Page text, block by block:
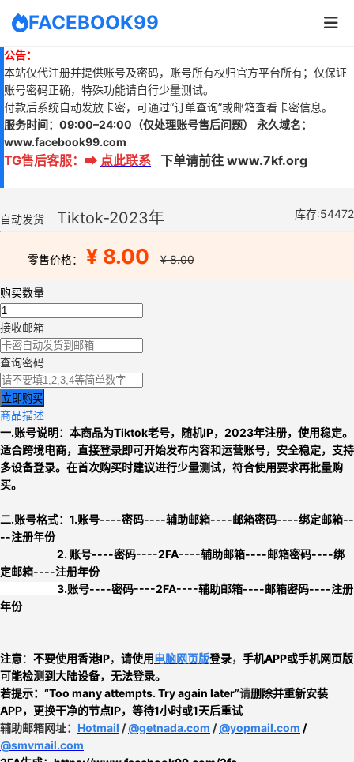
FACEBOOK99
公告：
本站仅代注册并提供账号及密码，账号所有权归官方平台所有；仅保证
账号密码正确，特殊功能请自行少量测试。
付款后系统自动发放卡密，可通过“订单查询”或邮箱查看卡密信息。
服务时间： 09:00–24:00 （仅处理账号售后问题）
永久域名：
www.facebook99.com
TG售后客服： ➡ 点此联系 下单请前往 www.7kf.org
自动发货 Tiktok-2023年 库存:54472
零售价格： ¥ 8.00 ¥ 8.00
购买数量
接收邮箱
查询密码
立即购买
商品描述
一.账号说明：本商品为Tiktok老号， 随机IP，2023年注册，使用稳定。
适合跨境电商，直接登录即可开始发布内容和运营账号，安全稳定，支持
多设备登录。 在首次购买时建议进行少量测试，符合使用要求再批量购
买。
二.账号格式： 1.账号----密码----辅助邮箱----邮箱密码----绑定邮箱--
--注册年份
2. 账号----密码----2FA----辅助邮箱----邮箱密码----绑
定邮箱----注册年份
3.账号----密码----2FA----辅助邮箱----邮箱密码----注册
年份
注意： 不要使用香港IP， 请使用电脑网页版登录， 手机APP或手机网页版
可能检测到大陆设备，无法登录。
若提示： “Too many attempts. Try again later”请删除并重新安装
APP， 更换干净的节点IP， 等待1小时或1天后重试
辅助邮箱网址： Hotmail /@getnada.com /@yopmail.com /
@smvmail.com